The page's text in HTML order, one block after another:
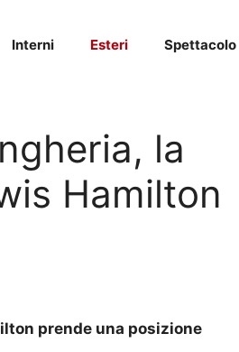
Interni Esteri Spettacolo
la
Hamilton
prende una posizione